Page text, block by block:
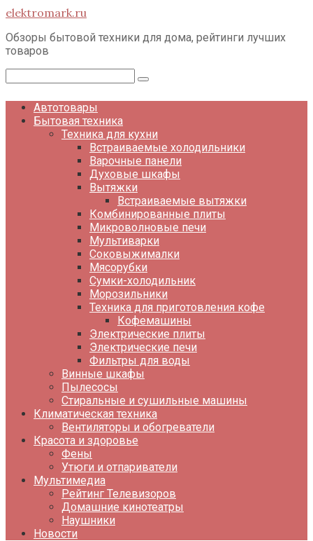
Перейти
контенту
elektromark.ru
Обзоры бытовой техники для дома, рейтинги лучших
товаров
Автотовары
Бытовая техника
Техника для кухни
Встраиваемые холодильники
Варочные панели
Духовые шкафы
Вытяжки
Встраиваемые вытяжки
Комбинированные плиты
Микроволновые печи
Мультиварки
Соковыжималки
Мясорубки
Сумки-холодильник
Морозильники
Техника для приготовления кофе
Кофемашины
Электрические плиты
Электрические печи
Фильтры для воды
Винные шкафы
Пылесосы
Стиральные и сушильные машины
Климатическая техника
Вентиляторы и обогреватели
Красота и здоровье
Фены
Утюги и отпариватели
Мультимедиа
Рейтинг Телевизоров
Домашние кинотеатры
Наушники
Новости